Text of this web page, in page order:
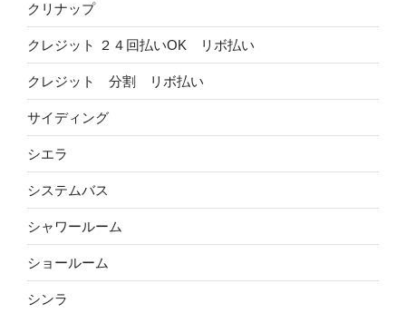
クリナップ
クレジット ２４回払いOK リボ払い
クレジット 分割 リボ払い
サイディング
シエラ
システムバス
シャワールーム
ショールーム
シンラ